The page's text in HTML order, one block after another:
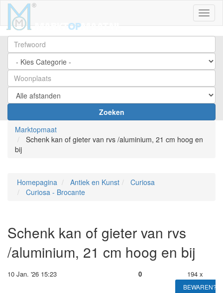
Zoeken
Marktopmaat
Schenk kan of gieter van rvs /aluminium, 21 cm hoog en
bij
Homepagina Antiek en Kunst
Curiosa
Curiosa - Brocante
Schenk kan of gieter van rvs
/aluminium, 21 cm hoog en bij
10 Jan. '26 15:23 0 194 x
BEWAREN?